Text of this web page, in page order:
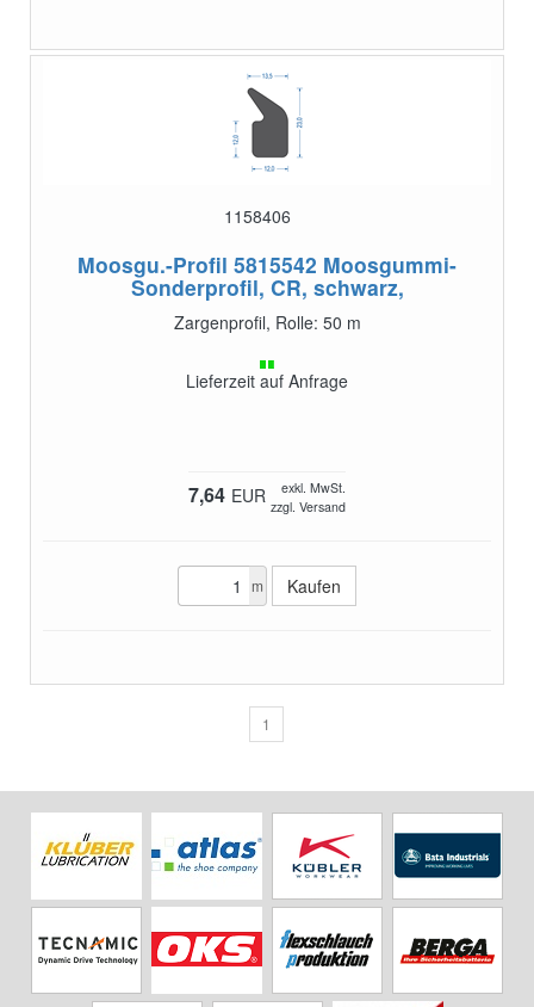
1158406
Moosgu.-Profil 5815542 Moosgummi-
Sonderprofil, CR, schwarz,
Zargenprofil, Rolle: 50 m
Lieferzeit auf Anfrage
7,64 EUR
exkl. MwSt.
zzgl. Versand
m
1